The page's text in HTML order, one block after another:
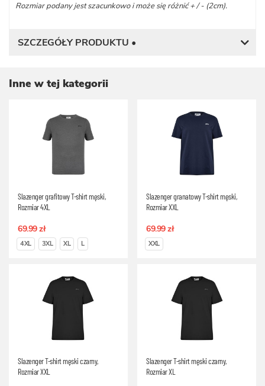
Rozmiar podany jest szacunkowo i może się różnić + / - (2cm).
SZCZEGÓŁY PRODUKTU •
Inne w tej kategorii
Slazenger grafitowy T-shirt męski,
Rozmiar 4XL
69.99 zł
4XL 3XL XL L
Slazenger granatowy T-shirt męski,
Rozmiar XXL
69.99 zł
XXL
Slazenger T-shirt męski czarny,
Rozmiar XXL
Slazenger T-shirt męski czarny,
Rozmiar XL